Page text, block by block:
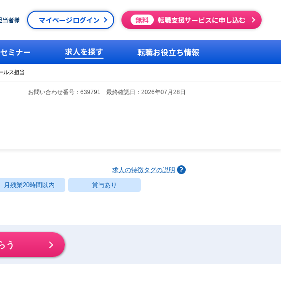
当者様 マイページログイン 無料 転職支援サービスに申し込む
ミナー 求人を探す 転職お役立ち情報
ルス担当
お問い合わせ番号：639791 最終確認日：2026年07月28日
求人の特徴タグの説明
月残業20時間以内 賞与あり
う